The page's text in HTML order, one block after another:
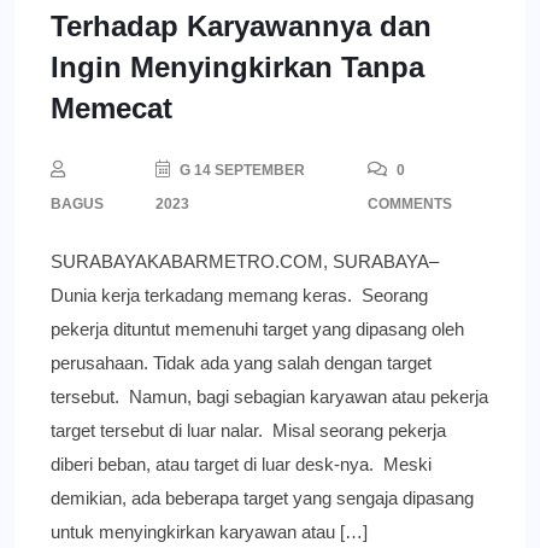
Terhadap Karyawannya dan
Ingin Menyingkirkan Tanpa
Memecat
BAGUS
G 14 SEPTEMBER
2023
0
COMMENTS
SURABAYAKABARMETRO.COM, SURABAYA–
Dunia kerja terkadang memang keras. Seorang
pekerja dituntut memenuhi target yang dipasang oleh
perusahaan. Tidak ada yang salah dengan target
tersebut. Namun, bagi sebagian karyawan atau pekerja
target tersebut di luar nalar. Misal seorang pekerja
diberi beban, atau target di luar desk-nya. Meski
demikian, ada beberapa target yang sengaja dipasang
untuk menyingkirkan karyawan atau […]